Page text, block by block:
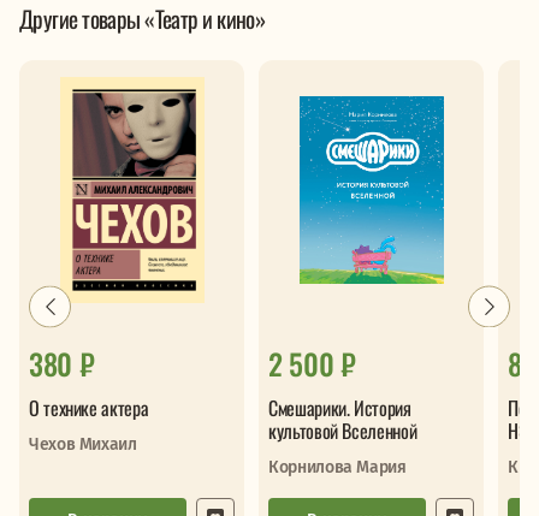
Другие товары «Театр и кино»
380 ₽
О технике актера
Чехов Михаил
2 500 ₽
Смешарики. История
культовой Вселенной
Корнилова Мария